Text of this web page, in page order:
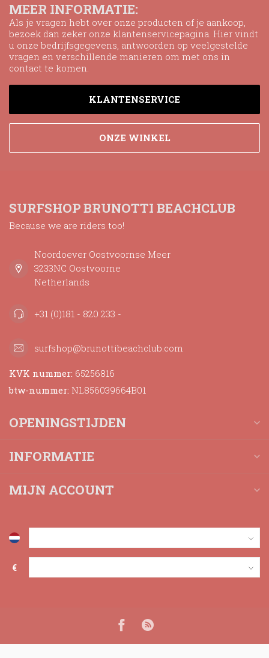
MEER INFORMATIE:
Als je vragen hebt over onze producten of je aankoop,
bezoek dan zeker onze klantenservicepagina. Hier vindt
u onze bedrijfsgegevens, antwoorden op veelgestelde
vragen en verschillende manieren om met ons in
contact te komen.
KLANTENSERVICE
ONZE WINKEL
SURFSHOP BRUNOTTI BEACHCLUB
Because we are riders too!
Noordoever Oostvoornse Meer
3233NC Oostvoorne
Netherlands
+31 (0)181 - 820 233 -
surfshop@brunottibeachclub.com
KVK nummer: 65256816
btw-nummer: NL856039664B01
OPENINGSTIJDEN
INFORMATIE
MIJN ACCOUNT
€